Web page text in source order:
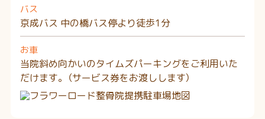
バス
京成バス 中の橋バス停より徒歩1分
お車
当院斜め向かいのタイムズパーキングをご利用いた
だけます。 （サービス券をお渡しします）